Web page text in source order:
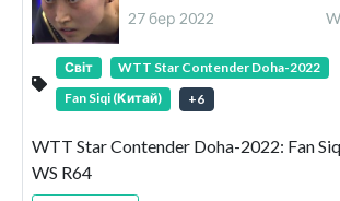
27 бер 2022
Світ
WTT Star Contender Doha-2022
Fan Siqi (Китай)
+6
WTT Star Contender Doha-2022: Fan
WS R64